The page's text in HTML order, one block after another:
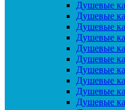
Душевые
Душевые
Душевые
Душевые
Душевые
Душевые
Душевые
Душевые
Душевые
Душевые